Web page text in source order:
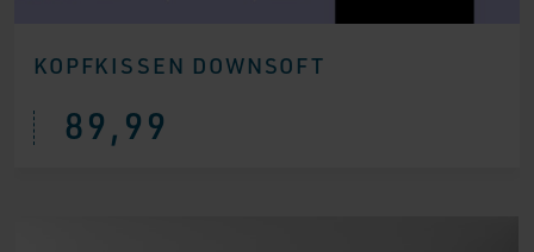
KOPFKISSEN DOWNSOFT
89,99